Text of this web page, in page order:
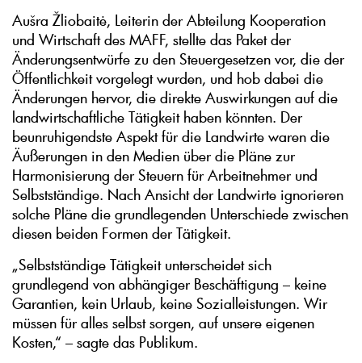
Aušra Žliobaitė, Leiterin der Abteilung Kooperation
und Wirtschaft des MAFF, stellte das Paket der
Änderungsentwürfe zu den Steuergesetzen vor, die der
Öffentlichkeit vorgelegt wurden, und hob dabei die
Änderungen hervor, die direkte Auswirkungen auf die
landwirtschaftliche Tätigkeit haben könnten. Der
beunruhigendste Aspekt für die Landwirte waren die
Äußerungen in den Medien über die Pläne zur
Harmonisierung der Steuern für Arbeitnehmer und
Selbstständige. Nach Ansicht der Landwirte ignorieren
solche Pläne die grundlegenden Unterschiede zwischen
diesen beiden Formen der Tätigkeit.
„Selbstständige Tätigkeit unterscheidet sich
grundlegend von abhängiger Beschäftigung – keine
Garantien, kein Urlaub, keine Sozialleistungen. Wir
müssen für alles selbst sorgen, auf unsere eigenen
Kosten,“ – sagte das Publikum.